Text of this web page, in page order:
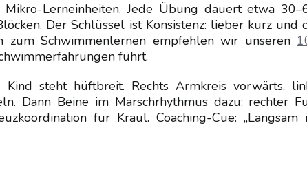
Lerneinheiten. Jede Übung dauert etwa
Der Schlüssel ist Konsistenz: lieber kurz und
Schwimmenlernen empfehlen wir unseren
führt.
Kind steht hüftbreit. Rechts Armkreis vorwärts,
Dann Beine im Marschrhythmus dazu: rechter
für Kraul. Coaching-Cue: „Langsam